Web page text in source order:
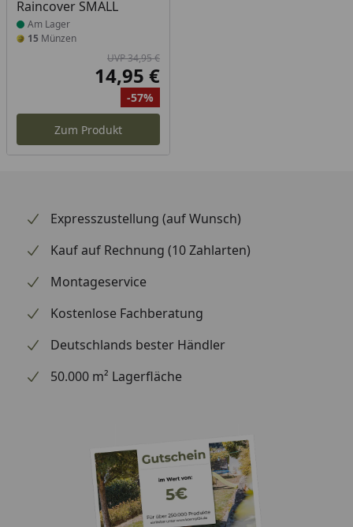
Raincover SMALL
Am Lager
15 Münzen
Ursprünglicher Preis
UVP 34,95 €
Aktueller Preis
14,95 €
Rabatt
-57%
Zum Produkt
Expresszustellung (auf Wunsch)
Kauf auf Rechnung (10 Zahlarten)
Montageservice
Kostenlose Fachberatung
Deutschlands bester Händler
50.000 m² Lagerfläche